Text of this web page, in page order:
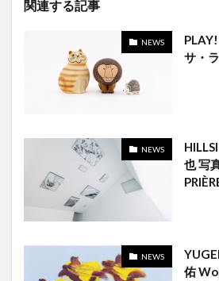
関連する記事
NEWS
サ・
NEWS
也 写
NEWS
佑